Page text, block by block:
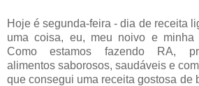
Hoje é segunda-feira - dia de receita
uma coisa, eu, meu noivo e minha
Como estamos fazendo RA,
alimentos saborosos, saudáveis e
que consegui uma receita gostosa de